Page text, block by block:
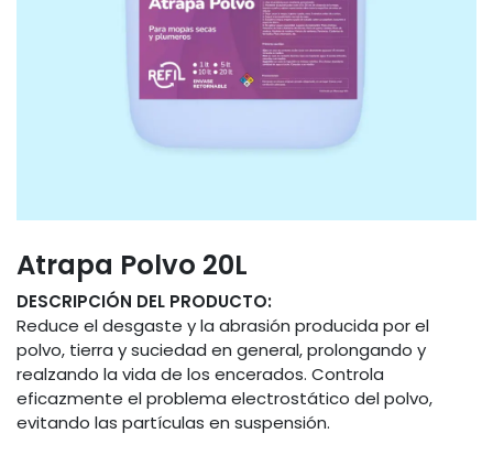
Atrapa Polvo 20L
DESCRIPCIÓN DEL PRODUCTO:
Reduce el desgaste y la abrasión producida por el
polvo, tierra y suciedad en general, prolongando y
realzando la vida de los encerados. Controla
eficazmente el problema electrostático del polvo,
evitando las partículas en suspensión.